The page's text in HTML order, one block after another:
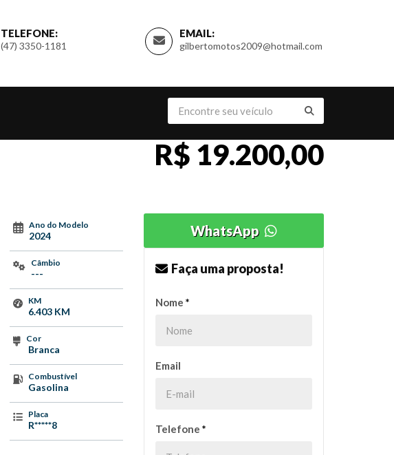
EMAIL:
gilbertomotos2009@hotmail.com
TELEFONE:
(47) 3350-1181
R$ 19.200,00
Ano do Modelo
2024
Câmbio
---
KM
6.403 KM
Cor
Branca
Combustível
Gasolina
Placa
R*****8
WhatsApp
Faça uma proposta!
Nome *
Email
Telefone *